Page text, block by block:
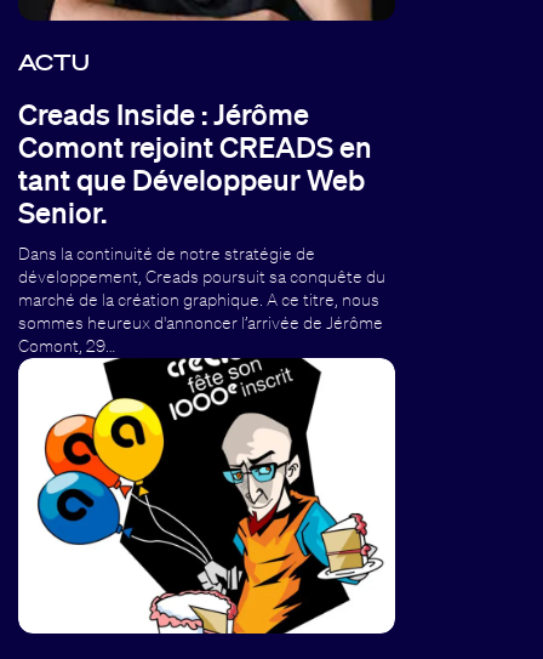
ACTU
Creads Inside : Jérôme
Comont rejoint CREADS en
tant que Développeur Web
Senior.
Dans la continuité de notre stratégie de
développement, Creads poursuit sa conquête du
marché de la création graphique. A ce titre, nous
sommes heureux d'annoncer l’arrivée de Jérôme
Comont, 29…